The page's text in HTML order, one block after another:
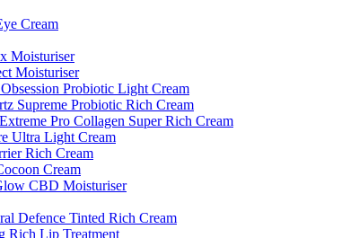
Cream
Moisturiser
Moisturiser
Probiotic Light Cream
Supreme Probiotic Rich Cream
Pro Collagen Super Rich Cream
Ultra Light Cream
Rich Cream
Cream
CBD Moisturiser
Defence Tinted Rich Cream
Rich Lip Treatment